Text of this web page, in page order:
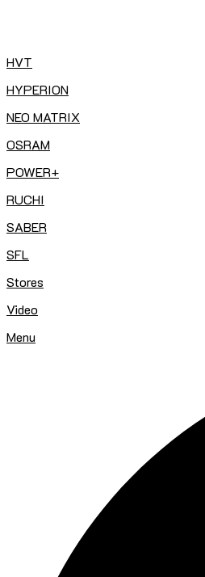
HVT
HYPERION
NEO MATRIX
OSRAM
POWER+
RUCHI
SABER
SFL
Stores
Video
Menu